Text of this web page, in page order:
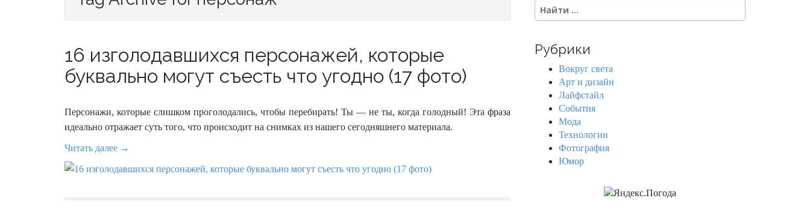
16 изголодавшихся персонажей, которые
буквально могут съесть что угодно (17 фото)
Персонажи, которые слишком проголодались, чтобы перебирать! Ты — не ты, когда голодный! Эта фраза
идеально отражает суть того, что происходит на снимках из нашего сегодняшнего материала.
Читать далее →
S
e
c
Рубрики
Вокруг света
Арт и дизайн
Лайфстайл
События
Мода
Технологии
Фотография
Юмор